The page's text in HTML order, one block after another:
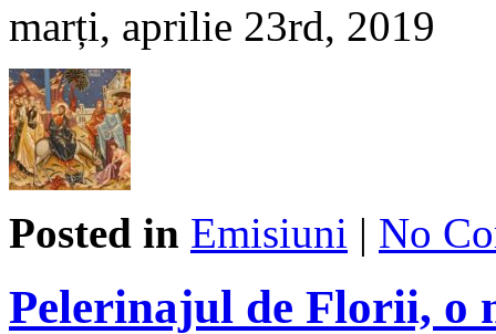
marți, aprilie 23rd, 2019
Posted in Emisiuni | No
Pelerinajul de Florii, o